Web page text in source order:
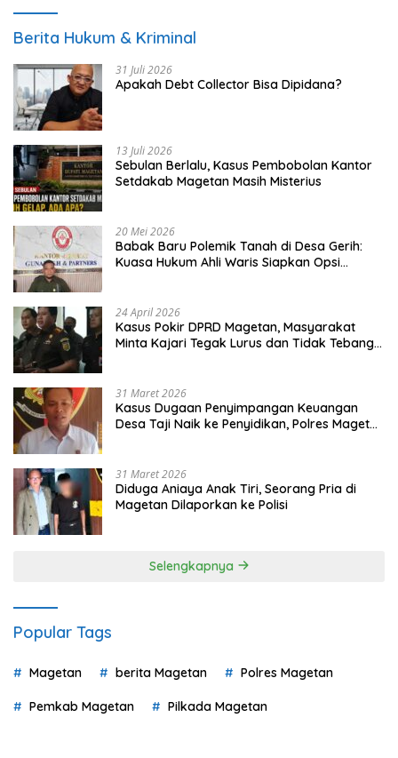
Berita Hukum & Kriminal
31 Juli 2026
Apakah Debt Collector Bisa Dipidana?
13 Juli 2026
Sebulan Berlalu, Kasus Pembobolan Kantor
Setdakab Magetan Masih Misterius
20 Mei 2026
Babak Baru Polemik Tanah di Desa Gerih:
Kuasa Hukum Ahli Waris Siapkan Opsi
24 April 2026
Kasus Pokir DPRD Magetan, Masyarakat
Minta Kajari Tegak Lurus dan Tidak Tebang
31 Maret 2026
Kasus Dugaan Penyimpangan Keuangan
Desa Taji Naik ke Penyidikan, Polres Magetan
31 Maret 2026
Diduga Aniaya Anak Tiri, Seorang Pria di
Magetan Dilaporkan ke Polisi
Selengkapnya
Popular Tags
Magetan berita Magetan Polres Magetan
Pemkab Magetan Pilkada Magetan